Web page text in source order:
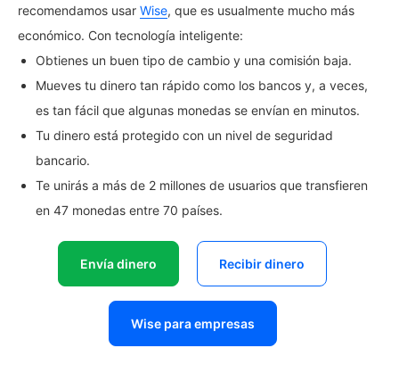
recomendamos usar Wise, que es usualmente mucho más
económico. Con tecnología inteligente:
Obtienes un buen tipo de cambio y una comisión baja.
Mueves tu dinero tan rápido como los bancos y, a veces,
es tan fácil que algunas monedas se envían en minutos.
Tu dinero está protegido con un nivel de seguridad
bancario.
Te unirás a más de 2 millones de usuarios que transfieren
en 47 monedas entre 70 países.
Envía dinero Recibir dinero
Wise para empresas